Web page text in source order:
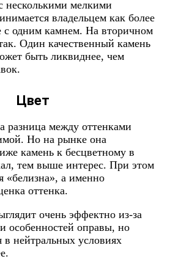
несколькими мелкими
владельцем как более
с одним камнем. На вторичном
Один качественный камень
быть ликвиднее, чем
Цвет
разница между оттенками
Но на рынке она
камень к бесцветному в
тем выше интерес. При этом
«белизна», а именно
оттенка.
очень эффектно из-за
особенностей оправы, но
нейтральных условиях